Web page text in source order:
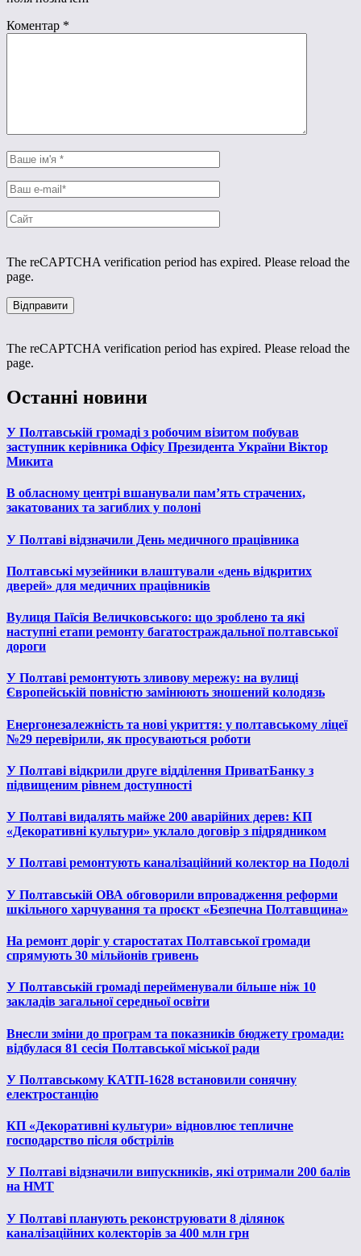
Коментар *
The reCAPTCHA verification period has expired. Please reload the
page.
The reCAPTCHA verification period has expired. Please reload the
page.
Останні новини
У Полтавській громаді з робочим візитом побував
заступник керівника Офісу Президента України Віктор
Микита
В обласному центрі вшанували пам’ять страчених,
закатованих та загиблих у полоні
У Полтаві відзначили День медичного працівника
Полтавські музейники влаштували «день відкритих
дверей» для медичних працівників
Вулиця Паїсія Величковського: що зроблено та які
наступні етапи ремонту багатостраждальної полтавської
дороги
У Полтаві ремонтують зливову мережу: на вулиці
Європейській повністю замінюють зношений колодязь
Енергонезалежність та нові укриття: у полтавському ліцеї
№29 перевірили, як просуваються роботи
У Полтаві відкрили друге відділення ПриватБанку з
підвищеним рівнем доступності
У Полтаві видалять майже 200 аварійних дерев: КП
«Декоративні культури» уклало договір з підрядником
У Полтаві ремонтують каналізаційний колектор на Подолі
У Полтавській ОВА обговорили впровадження реформи
шкільного харчування та проєкт «Безпечна Полтавщина»
На ремонт доріг у старостатах Полтавської громади
спрямують 30 мільйонів гривень
У Полтавській громаді перейменували більше ніж 10
закладів загальної середньої освіти
Внесли зміни до програм та показників бюджету громади:
відбулася 81 сесія Полтавської міської ради
У Полтавському КАТП-1628 встановили сонячну
електростанцію
КП «Декоративні культури» відновлює тепличне
господарство після обстрілів
У Полтаві відзначили випускників, які отримали 200 балів
на НМТ
У Полтаві планують реконструювати 8 ділянок
каналізаційних колекторів за 400 млн грн